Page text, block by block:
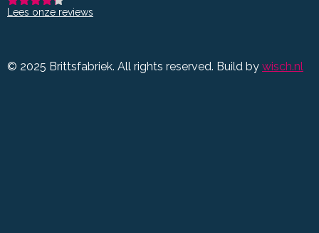
Lees onze reviews
© 2025 Brittsfabriek. All rights reserved. Build by wisch.nl